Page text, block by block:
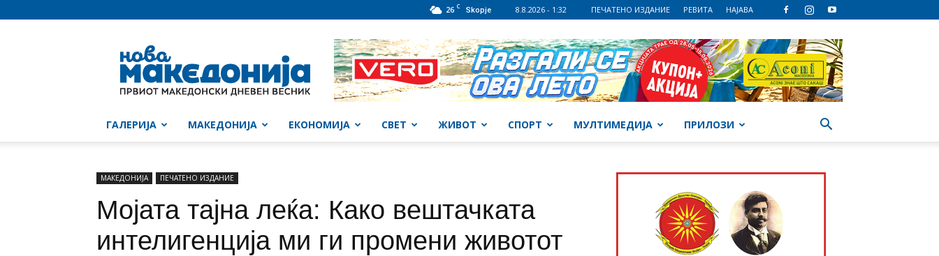
26 C Skopje 8.8.2026 - 1:32 ПЕЧАТЕНО ИЗДАНИЕ РЕВИТА НАЈАВА
Македонија
ГАЛЕРИЈА МАКЕДОНИЈА ЕКОНОМИЈА СВЕТ ЖИВОТ СПОРТ МУЛТИМЕДИЈА ПРИЛОЗИ
МАКЕДОНИЈА ПЕЧАТЕНО ИЗДАНИЕ
Мојата тајна леќа: Како вештачката
интелигенција ми ги промени животот